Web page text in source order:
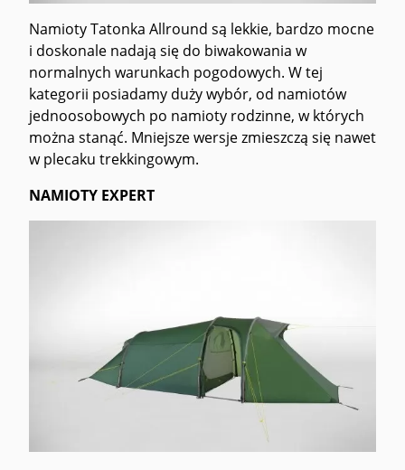
Namioty Tatonka Allround są lekkie, bardzo mocne
i doskonale nadają się do biwakowania w
normalnych warunkach pogodowych. W tej
kategorii posiadamy duży wybór, od namiotów
jednoosobowych po namioty rodzinne, w których
można stanąć. Mniejsze wersje zmieszczą się nawet
w plecaku trekkingowym.
NAMIOTY EXPERT